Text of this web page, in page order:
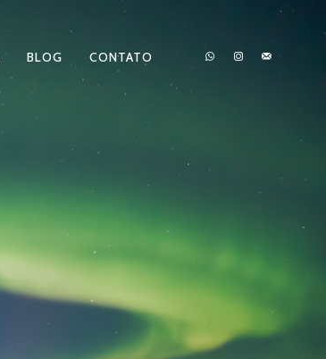
BLOG CONTATO